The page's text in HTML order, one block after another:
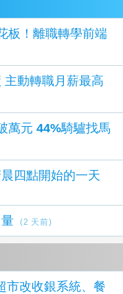
板！離職轉學前端
主動轉職月薪最高
萬元 44%騎驢找馬
四點開始的一天
(2 天前)
改收銀系統、餐